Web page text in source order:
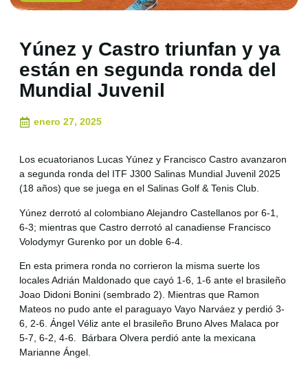
Yúnez y Castro triunfan y ya
están en segunda ronda del
Mundial Juvenil
enero 27, 2025
Los ecuatorianos Lucas Yúnez y Francisco Castro avanzaron
a segunda ronda del ITF J300 Salinas Mundial Juvenil 2025
(18 años) que se juega en el Salinas Golf & Tenis Club.
Yúnez derrotó al colombiano Alejandro Castellanos por 6-1,
6-3; mientras que Castro derrotó al canadiense Francisco
Volodymyr Gurenko por un doble 6-4.
En esta primera ronda no corrieron la misma suerte los
locales Adrián Maldonado que cayó 1-6, 1-6 ante el brasileño
Joao Didoni Bonini (sembrado 2). Mientras que Ramon
Mateos no pudo ante el paraguayo Vayo Narváez y perdió 3-
6, 2-6. Ángel Véliz ante el brasileño Bruno Alves Malaca por
5-7, 6-2, 4-6. Bárbara Olvera perdió ante la mexicana
Marianne Ángel.